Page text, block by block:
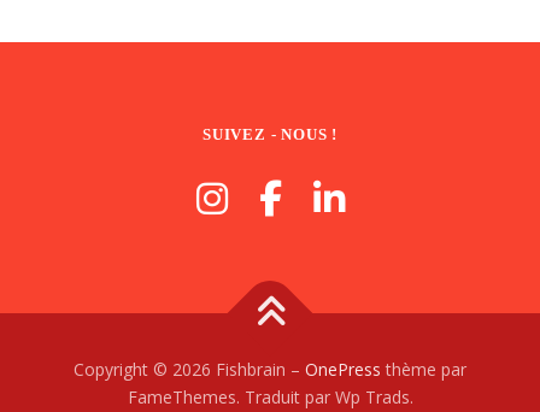
SUIVEZ - NOUS !
Copyright © 2026 Fishbrain – OnePress thème par
FameThemes. Traduit par Wp Trads.